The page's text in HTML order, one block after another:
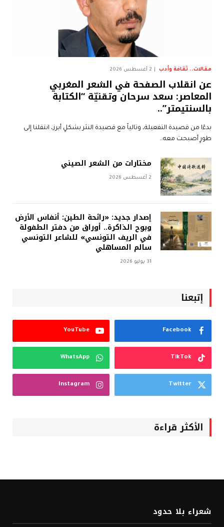
مقالات.. ثقافة وأدب 2 أغسطس 2026
عن انقلاب الصفحة في الشعر المغربي
المعاصر: سعد سرحان وتقنيّة “الكتابة
بالسنتيمتر”..
بدءًا من قصيدة التفعيلة، وتالياً مع قصيدة النثر بشكلٍ أبرز، انتقلنا إلى
طورٍ أصبحت معه…
مختارات من الشعر الصيني
2 أغسطس 2026
إصدار جديد: «رائحة الطين: أنفاس الأرض
وبوح الذاكرة.. أوراق من دفتر الطفولة
في الريف التونسي» للشاعر التونسي
سالم المساهلي
31 يوليو 2026
إتبعنا
Facebook
YouTube
TikTok
WhatsApp
Twitter
Instagram
الأكثر قراءة
شعراء بلا حدود